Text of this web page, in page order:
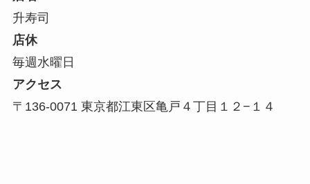
升寿司
店休
毎週水曜日
アクセス
〒136-0071 東京都江東区亀戸４丁目１２−１４